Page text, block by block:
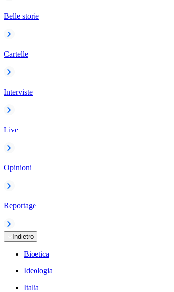
Belle storie
Cartelle
Interviste
Live
Opinioni
Reportage
Indietro
Bioetica
Ideologia
Italia